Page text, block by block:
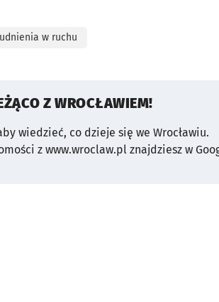
w ruchu
Z WROCŁAWIEM!
wiedzieć, co dzieje się we Wrocławiu.
z www.wroclaw.pl znajdziesz w